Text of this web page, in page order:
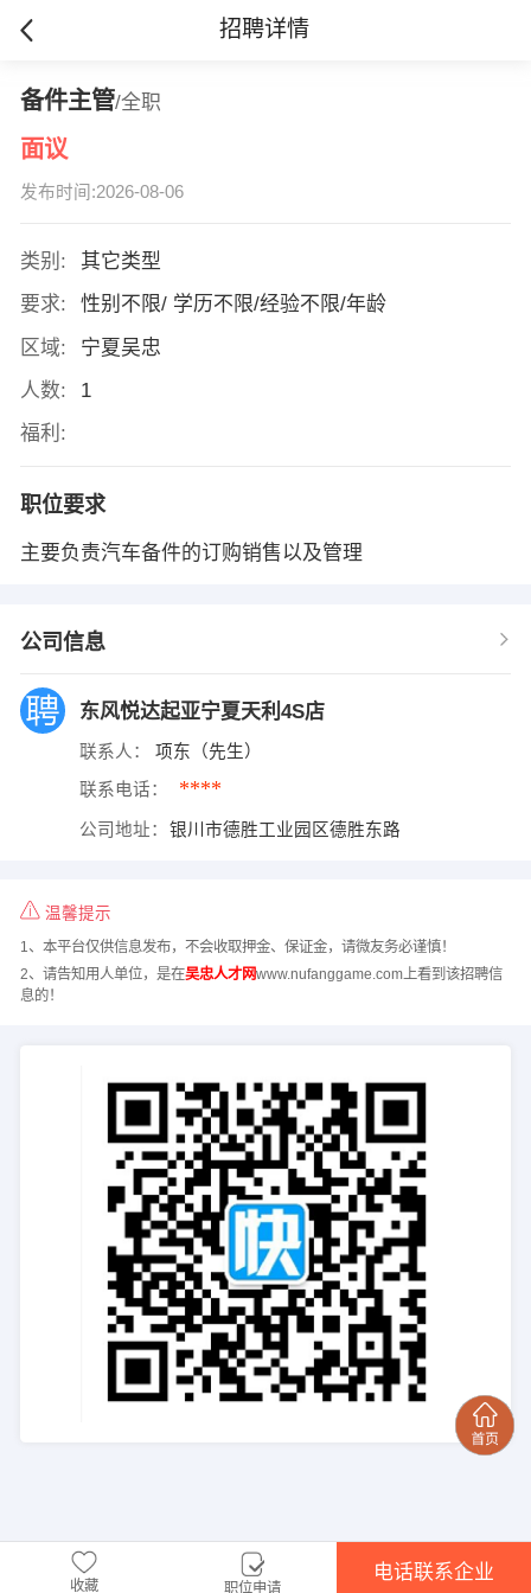
招聘详情
备件主管/全职
面议
发布时间:2026-08-06
类别:
其它类型
要求:
性别不限/ 学历不限/经验不限/年龄
区域:
宁夏吴忠
人数:
1
福利:
职位要求
主要负责汽车备件的订购销售以及管理
公司信息
东风悦达起亚宁夏天利4S店
联系人： 项东（先生）
联系电话： ****
公司地址： 银川市德胜工业园区德胜东路
温馨提示
1、本平台仅供信息发布，不会收取押金、保证金，请微友务必谨慎！
2、请告知用人单位，是在吴忠人才网www.nufanggame.com上看到该招聘信
息的！
收藏 职位申请
电话联系企业